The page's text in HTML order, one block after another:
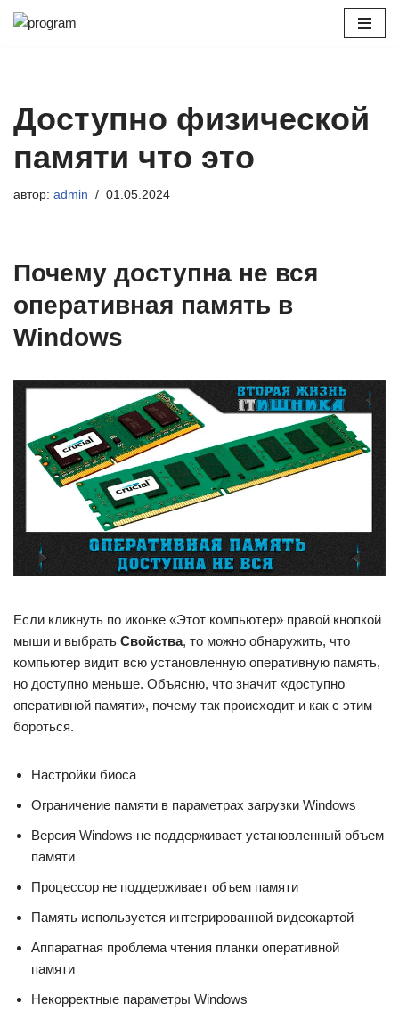
Доступно физической
памяти что это
автор: admin 01.05.2024
Почему доступна не вся
оперативная память в
Windows
Если кликнуть по иконке «Этот компьютер» правой кнопкой
мыши и выбрать Свойства, то можно обнаружить, что
компьютер видит всю установленную оперативную память,
но доступно меньше. Объясню, что значит «доступно
оперативной памяти», почему так происходит и как с этим
бороться.
Настройки биоса
Ограничение памяти в параметрах загрузки Windows
Версия Windows не поддерживает установленный объем
памяти
Процессор не поддерживает объем памяти
Память используется интегрированной видеокартой
Аппаратная проблема чтения планки оперативной
памяти
Некорректные параметры Windows